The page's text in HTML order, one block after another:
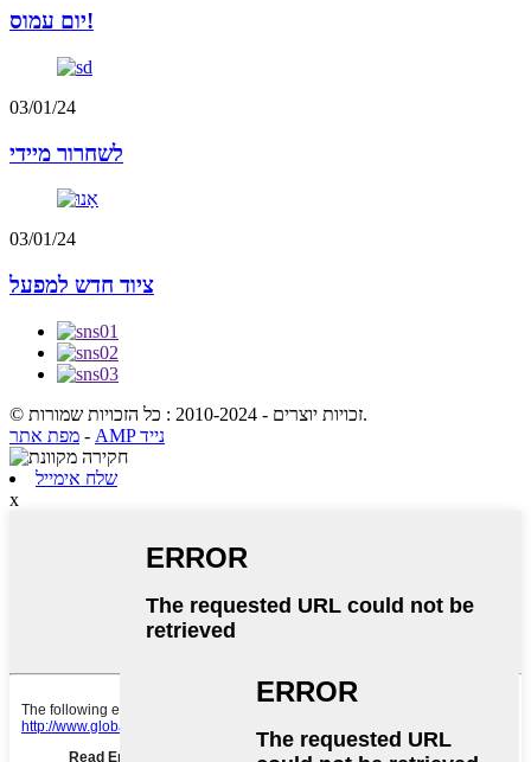
יום עמוס!
03/01/24
לשחרור מיידי
03/01/24
ציוד חדש למפעל
© זכויות יוצרים - 2010-2024 : כל הזכויות שמורות.
מפת אתר - AMP נייד
שלח אימייל
x